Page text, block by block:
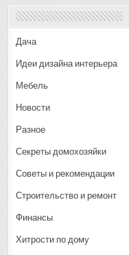
Дача
Идеи дизайна интерьера
Мебель
Новости
Разное
Секреты домохозяйки
Советы и рекомендации
Строительство и ремонт
Финансы
Хитрости по дому